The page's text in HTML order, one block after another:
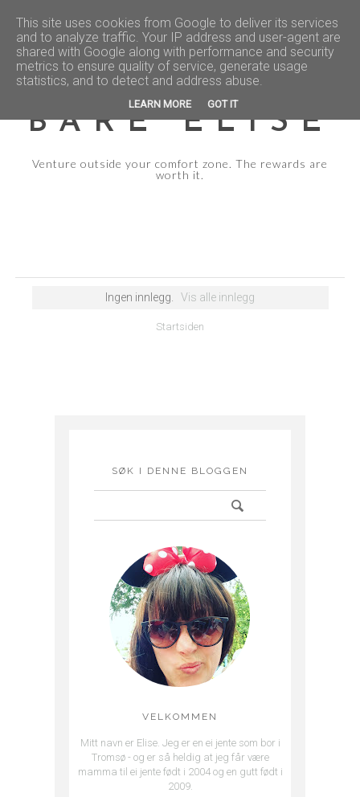
BARE ELISE
Venture outside your comfort zone. The rewards are
worth it.
Ingen innlegg. Vis alle innlegg
Startsiden
SØK I DENNE BLOGGEN
VELKOMMEN
Mitt navn er Elise. Jeg er en ei jente som bor i
Tromsø - og er så heldig at jeg får være
mamma til ei jente født i 2004 og en gutt født i
2009.
This site uses cookies from Google to deliver its services
and to analyze traffic. Your IP address and user-agent are
shared with Google along with performance and security
metrics to ensure quality of service, generate usage
statistics, and to detect and address abuse.
LEARN MORE GOT IT